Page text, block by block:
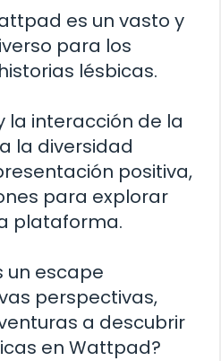
es un vasto y
para los
lésbicas.
la interacción de la
la diversidad
positiva,
para explorar
plataforma.
un escape
perspectivas,
a descubrir
en Wattpad?